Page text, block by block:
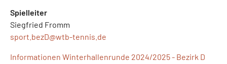
Spielleiter
Siegfried Fromm
sport.bezD@wtb-tennis.de
Informationen Winterhallenrunde 2024/2025 - Bezirk D